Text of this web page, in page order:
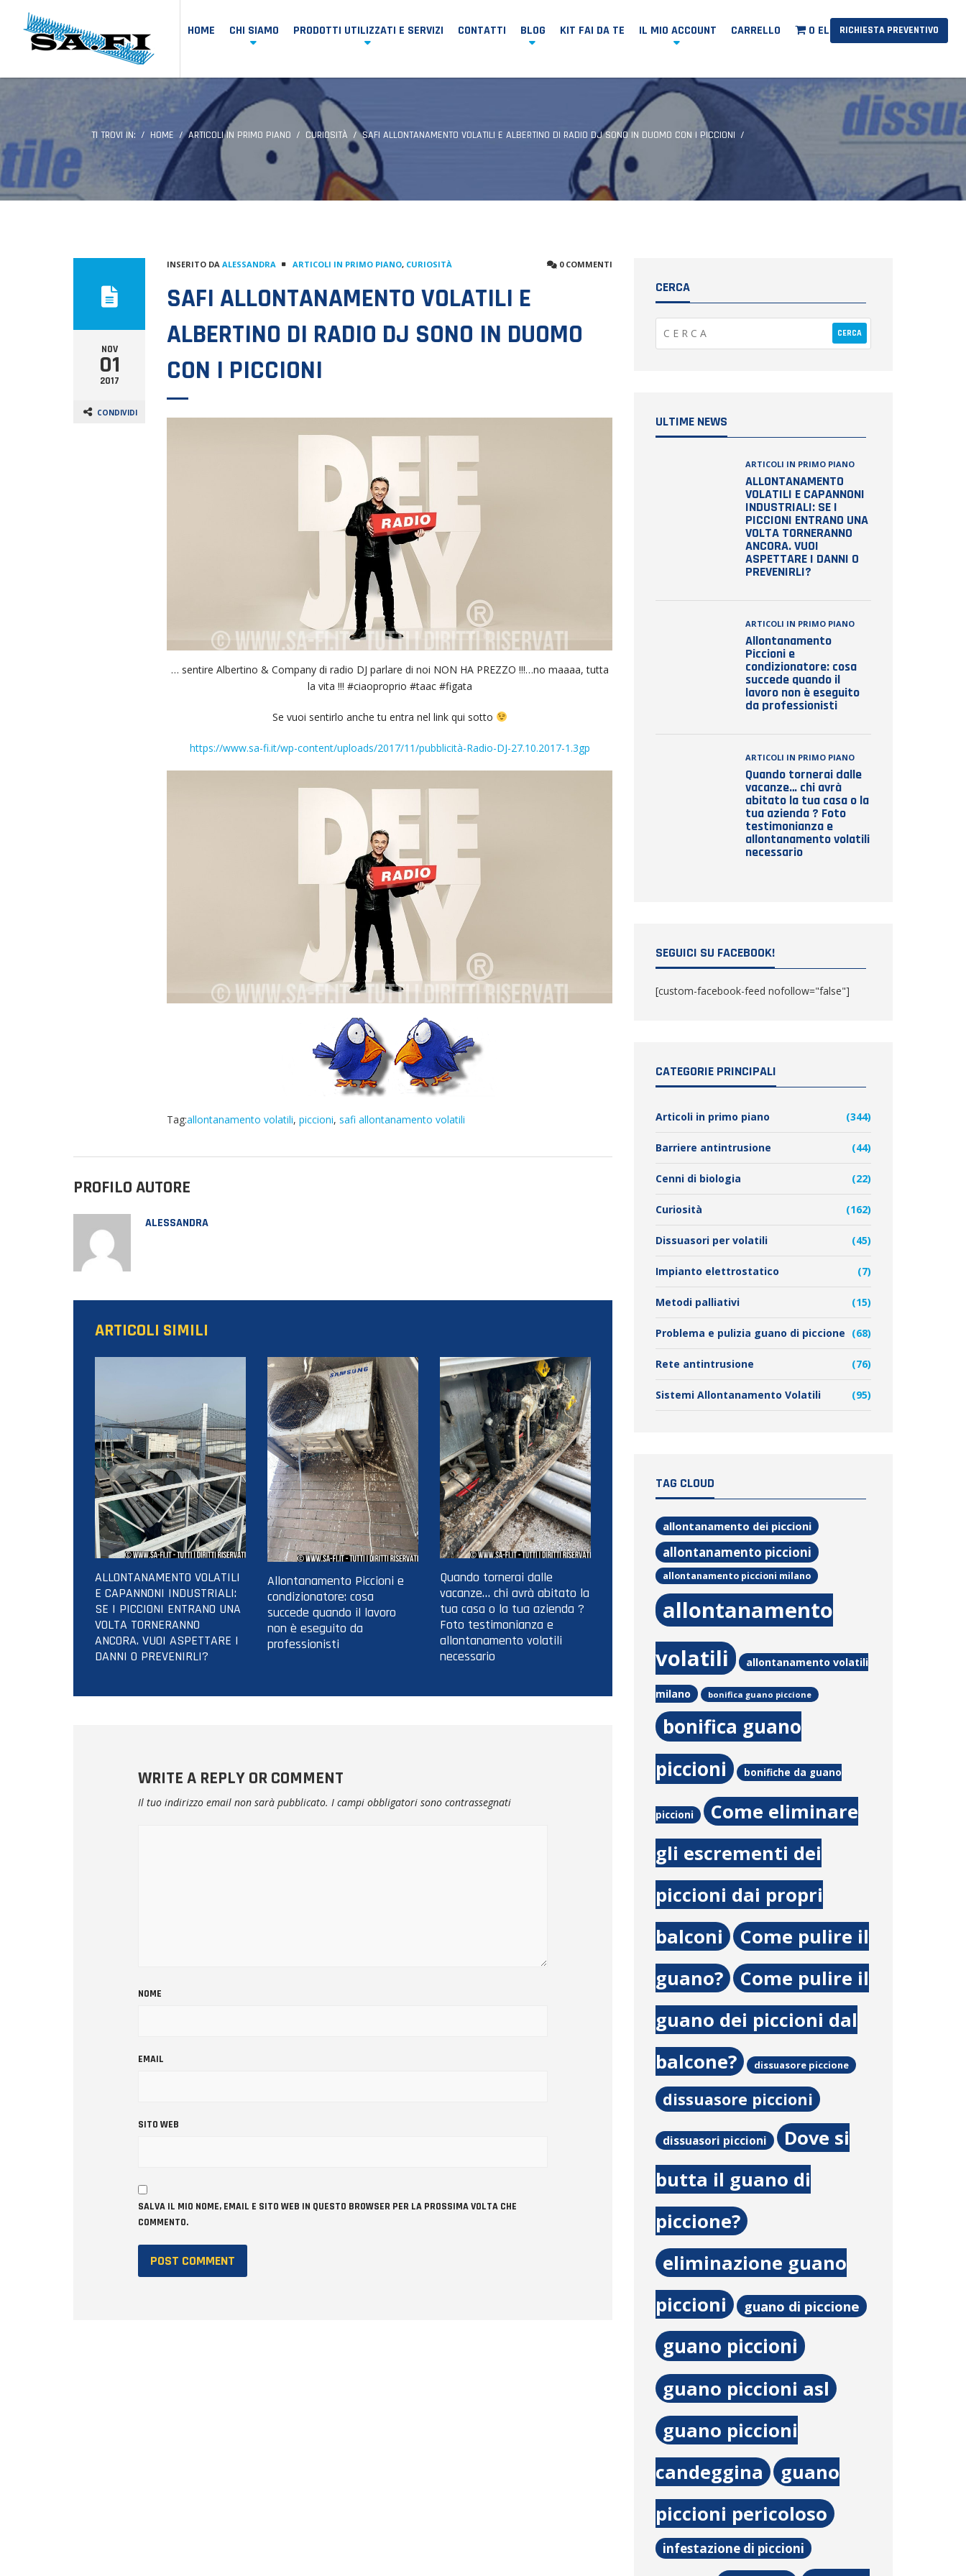
HOME CHI SIAMO PRODOTTI UTILIZZATI E SERVIZI CONTATTI BLOG KIT FAI DA TE IL MIO ACCOUNT CARRELLO 0 ELEMENTIRICHIESTA PREVENTIVO
TI TROVI IN: HOME ARTICOLI IN PRIMO PIANO CURIOSITÀ SAFI ALLONTANAMENTO VOLATILI E ALBERTINO DI RADIO DJ SONO IN DUOMO CON I PICCIONI
NOV
01
2017
CONDIVIDI
INSERITO DA ALESSANDRA ARTICOLI IN PRIMO PIANO, CURIOSITÀ 0 COMMENTI
SAFI ALLONTANAMENTO VOLATILI E
ALBERTINO DI RADIO DJ SONO IN DUOMO
CON I PICCIONI
… sentire Albertino & Company di radio DJ parlare di noi NON HA PREZZO !!!…no maaaa, tutta
la vita !!! #ciaoproprio #taac #figata
Se vuoi sentirlo anche tu entra nel link qui sotto
https://www.sa-fi.it/wp-content/uploads/2017/11/pubblicità-Radio-DJ-27.10.2017-1.3gp
Tag:allontanamento volatili, piccioni, safi allontanamento volatili
PROFILO AUTORE
ALESSANDRA
ARTICOLI SIMILI
ALLONTANAMENTO VOLATILI
E CAPANNONI INDUSTRIALI:
SE I PICCIONI ENTRANO UNA
VOLTA TORNERANNO
ANCORA. VUOI ASPETTARE I
DANNI O PREVENIRLI?
Allontanamento Piccioni e
condizionatore: cosa
succede quando il lavoro
non è eseguito da
professionisti
Quando tornerai dalle
vacanze… chi avrà abitato la
tua casa o la tua azienda ?
Foto testimonianza e
allontanamento volatili
necessario
WRITE A REPLY OR COMMENT
Il tuo indirizzo email non sarà pubblicato. I campi obbligatori sono contrassegnati
NOME
EMAIL
SITO WEB
SALVA IL MIO NOME, EMAIL E SITO WEB IN QUESTO BROWSER PER LA PROSSIMA VOLTA CHE
COMMENTO.
CERCA
ULTIME NEWS
ARTICOLI IN PRIMO PIANO
ALLONTANAMENTO
VOLATILI E CAPANNONI
INDUSTRIALI: SE I
PICCIONI ENTRANO UNA
VOLTA TORNERANNO
ANCORA. VUOI
ASPETTARE I DANNI O
PREVENIRLI?
ARTICOLI IN PRIMO PIANO
Allontanamento
Piccioni e
condizionatore: cosa
succede quando il
lavoro non è eseguito
da professionisti
ARTICOLI IN PRIMO PIANO
Quando tornerai dalle
vacanze… chi avrà
abitato la tua casa o la
tua azienda ? Foto
testimonianza e
allontanamento volatili
necessario
SEGUICI SU FACEBOOK!
[custom-facebook-feed nofollow="false"]
CATEGORIE PRINCIPALI
Articoli in primo piano (344)
Barriere antintrusione (44)
Cenni di biologia (22)
Curiosità (162)
Dissuasori per volatili (45)
Impianto elettrostatico (7)
Metodi palliativi (15)
Problema e pulizia guano di piccione (68)
Rete antintrusione (76)
Sistemi Allontanamento Volatili (95)
TAG CLOUD
allontanamento dei piccioni
allontanamento piccioni
allontanamento piccioni milano
allontanamento
volatili
allontanamento volatili
milano bonifica guano piccione
bonifica guano
piccioni
bonifiche da guano
piccioni
Come eliminare
gli escrementi dei
piccioni dai propri
balconi
Come pulire il
guano?
Come pulire il
guano dei piccioni dal
balcone?
dissuasore piccione
dissuasore piccioni
dissuasori piccioni
Dove si
butta il guano di
piccione?
eliminazione guano
piccioni
guano di piccione
guano piccioni
guano piccioni asl
guano piccioni
candeggina
guano
piccioni pericoloso
infestazione di piccioni